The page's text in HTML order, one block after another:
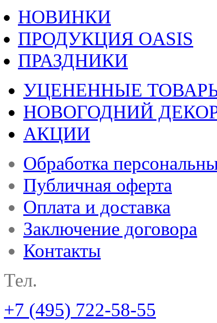
НОВИНКИ
ПРОДУКЦИЯ OASIS
ПРАЗДНИКИ
УЦЕНЕННЫЕ
НОВОГОДНИЙ
АКЦИИ
Обработка
Публичная оферта
Оплата и доставка
Заключение договора
Контакты
Тел.
+7 (495) 722-58-55